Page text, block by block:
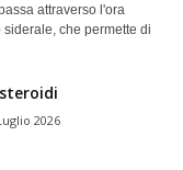
attraverso l'ora
che permette di
2026